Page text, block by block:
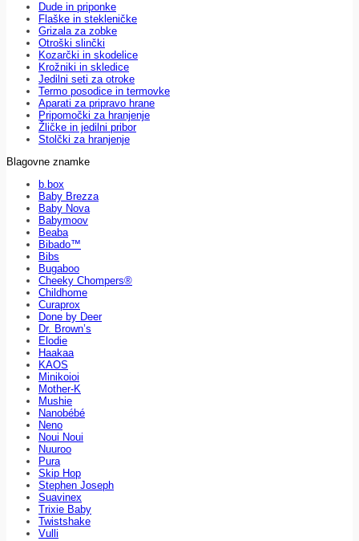
Dude in priponke
Flaške in stekleničke
Grizala za zobke
Otroški slinčki
Kozarčki in skodelice
Krožniki in skledice
Jedilni seti za otroke
Termo posodice in termovke
Aparati za pripravo hrane
Pripomočki za hranjenje
Žličke in jedilni pribor
Stolčki za hranjenje
Blagovne znamke
b.box
Baby Brezza
Baby Nova
Babymoov
Beaba
Bibado™
Bibs
Bugaboo
Cheeky Chompers®
Childhome
Curaprox
Done by Deer
Dr. Brown’s
Elodie
Haakaa
KAOS
Minikoioi
Mother-K
Mushie
Nanobébé
Neno
Noui Noui
Nuuroo
Pura
Skip Hop
Stephen Joseph
Suavinex
Trixie Baby
Twistshake
Vulli